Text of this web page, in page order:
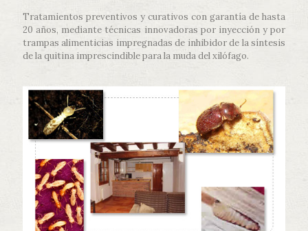
Tratamientos preventivos y curativos con garantía de hasta
20 años, mediante técnicas innovadoras por inyección y por
trampas alimenticias impregnadas de inhibidor de la síntesis
de la quitina imprescindible para la muda del xilófago.